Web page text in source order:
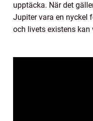
upptäcka. När det
Jupiter vara en nyckel
och livets existens kan